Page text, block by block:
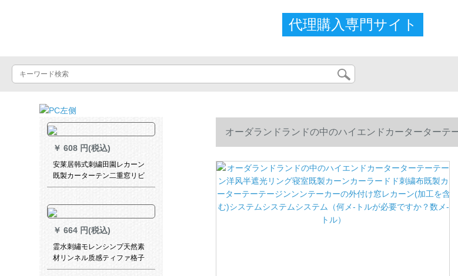
代理購入専門サイト
￥ 608 円(税込)
安莱居韩式刺繍田園レカーン
既製カーターテン二重窓リビ
ソン系無の完全遮光布紫布刺
￥ 664 円(税込)
霊水刺繡モレンシンプ天然素
材リンネル质感ティファ格子
カーン寝室书房ベルンダンス
オーダランドランドの中のハイエンドカーターターテ
ーターテーテージンンンテーカーの外付け窓レカーン(
トル）